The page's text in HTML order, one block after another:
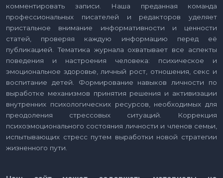
комментировать записи. Наша преданная команда
профессиональных писателей и редакторов уделяет
пристальное внимание информативности и ценности
статей, проверяя каждую информацию перед её
публикацией. Тематика журнала охватывает все аспекты
поведения и настроения человека: психическое и
эмоциональное здоровье, личный рост, отношения, секс и
воспитание детей. Формирование навыков личности по
выработке механизмов принятия решения и активизации
внутренних психологических ресурсов, необходимых для
преодоления стрессовых ситуаций. Коррекция
психоэмоционального состояния личности и членов семьи,
испытывающих стресс путем выработки новой стратегии
жизненного пути.